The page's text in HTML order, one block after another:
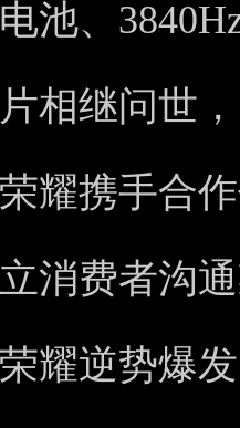
池、
相继问世
耀携手合
消费者沟
耀逆势爆